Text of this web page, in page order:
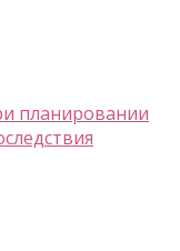
планировании